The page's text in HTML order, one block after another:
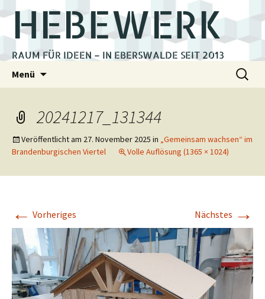
HEBEWERK
RAUM FÜR IDEEN – IN EBERSWALDE SEIT 2013
Menü
Suchen
nach:
20241217_131344
Veröffentlicht am 27. November 2025 in „Gemeinsam wachsen“ im
Brandenburgischen Viertel
Volle Auflösung (1365 × 1024)
← Vorheriges Nächstes →